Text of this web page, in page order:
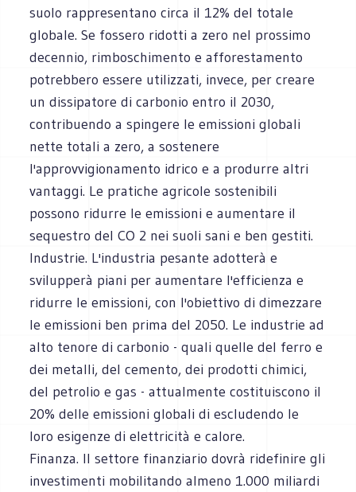
suolo rappresentano circa il 12% del totale
globale. Se fossero ridotti a zero nel prossimo
decennio, rimboschimento e afforestamento
potrebbero essere utilizzati, invece, per creare
un dissipatore di carbonio entro il 2030,
contribuendo a spingere le emissioni globali
nette totali a zero, a sostenere
l'approvvigionamento idrico e a produrre altri
vantaggi. Le pratiche agricole sostenibili
possono ridurre le emissioni e aumentare il
sequestro del CO 2 nei suoli sani e ben gestiti.
Industrie. L'industria pesante adotterà e
svilupperà piani per aumentare l'efficienza e
ridurre le emissioni, con l'obiettivo di dimezzare
le emissioni ben prima del 2050. Le industrie ad
alto tenore di carbonio - quali quelle del ferro e
dei metalli, del cemento, dei prodotti chimici,
del petrolio e gas - attualmente costituiscono il
20% delle emissioni globali di escludendo le
loro esigenze di elettricità e calore.
Finanza. Il settore finanziario dovrà ridefinire gli
investimenti mobilitando almeno 1.000 miliardi